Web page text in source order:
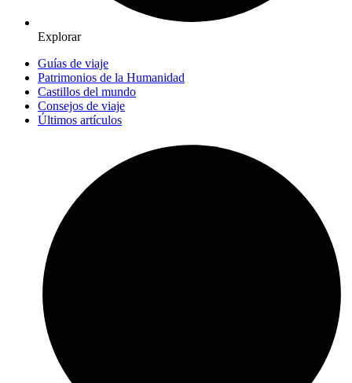
Explorar
Guías de viaje
Patrimonios de la Humanidad
Castillos del mundo
Consejos de viaje
Últimos artículos